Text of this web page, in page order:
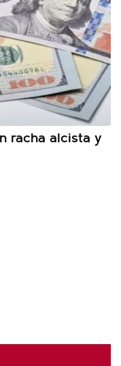
racha alcista y